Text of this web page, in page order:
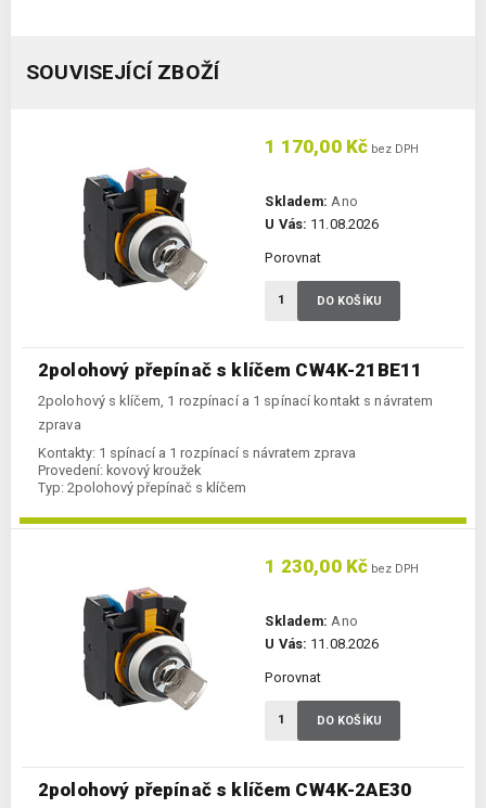
SOUVISEJÍCÍ ZBOŽÍ
2polohový přepínač s klíčem CW4K-21BE11
2polohový s klíčem, 1 rozpínací a 1 spínací kontakt s návratem
zprava
Kontakty: 1 spínací a 1 rozpínací s návratem zprava
Provedení: kovový kroužek
Typ: 2polohový přepínač s klíčem
1 170,00 Kč bez DPH
Skladem: Ano
U Vás: 11.08.2026
Porovnat
DO KOŠÍKU
2polohový přepínač s klíčem CW4K-2AE30
1 230,00 Kč bez DPH
Skladem: Ano
U Vás: 11.08.2026
Porovnat
DO KOŠÍKU